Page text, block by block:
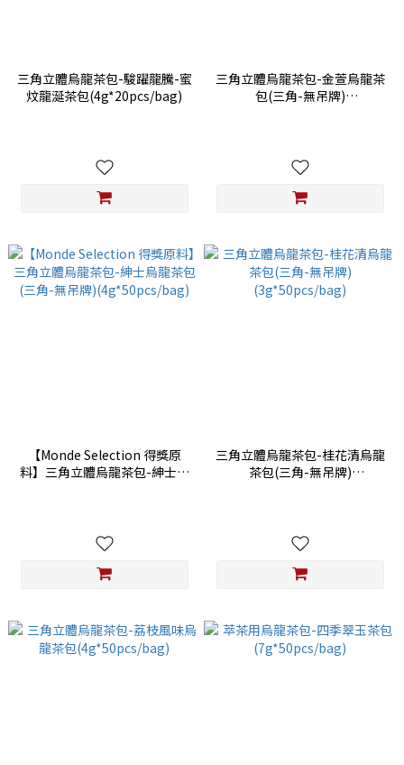
三角立體烏龍茶包-駿躍龍騰-蜜
炆龍涎茶包(4g*20pcs/bag)
三角立體烏龍茶包-金萱烏龍茶
包(三角-無吊牌)
【Monde Selection 得獎原
料】三角立體烏龍茶包-紳士烏
三角立體烏龍茶包-桂花清烏龍
茶包(三角-無吊牌)